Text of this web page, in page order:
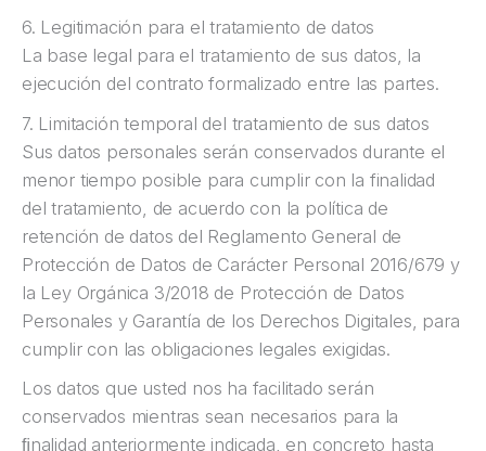
6. Legitimación para el tratamiento de datos
La base legal para el tratamiento de sus datos, la
ejecución del contrato formalizado entre las partes.
7. Limitación temporal del tratamiento de sus datos
Sus datos personales serán conservados durante el
menor tiempo posible para cumplir con la finalidad
del tratamiento, de acuerdo con la política de
retención de datos del Reglamento General de
Protección de Datos de Carácter Personal 2016/679 y
la Ley Orgánica 3/2018 de Protección de Datos
Personales y Garantía de los Derechos Digitales, para
cumplir con las obligaciones legales exigidas.
Los datos que usted nos ha facilitado serán
conservados mientras sean necesarios para la
ﬁnalidad anteriormente indicada, en concreto hasta